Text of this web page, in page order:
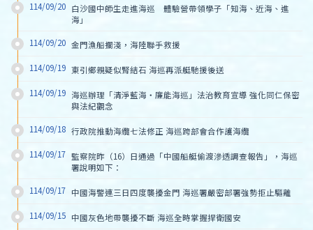
114/09/20 白沙國中師生走進海巡　體驗營帶領學子「知海、近海、進
海」
114/09/20 金門漁船擱淺，海陸聯手救援
114/09/19 東引鄉親疑似腎結石 海巡再派艇馳援後送
114/09/19 海巡辦理「清淨藍海‧廉能海巡」法治教育宣導 強化同仁保密
與法紀觀念
114/09/18 行政院推動海纜七法修正 海巡跨部會合作護海纜
114/09/17 監察院昨（16）日通過「中國船艇偷渡滲透調查報告」，海巡
署說明如下：
114/09/17 中國海警連三日四度襲擾金門 海巡署嚴密部署強勢拒止驅離
114/09/15 中國灰色地帶襲擾不斷 海巡全時掌握捍衛國安